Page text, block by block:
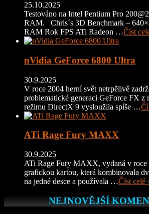
25.10.2025
Testováno na Intel Pentium Pro
RAM. Chris´s 3D Benchmark –
RAM Rok FPS ATi Radeon …Číst
nVidia GeForce 6800 Ultra
30.9.2025
V roce 2004 herní svět netrpělivě
problematické generaci GeForce FX z
režimu DirectX 9 vysloužila spíše …
ATi Rage Fury MAXX
30.9.2025
ATi Rage Fury MAXX, vydaná v roce
grafickou kartou, která kombinovala
na jedné desce a používala …Číst celé
NEJNOVĚJŠÍ